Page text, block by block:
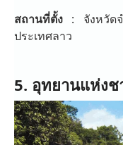
สถานที่ตั้ง : จังหวัด
ประเทศลาว
5. อุทยานแห่งช